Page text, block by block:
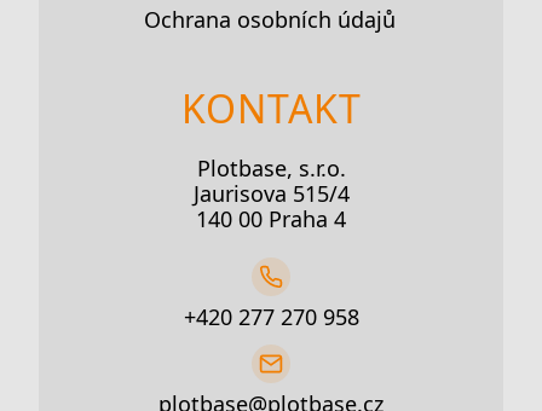
Ochrana osobních údajů
KONTAKT
Plotbase, s.r.o.
Jaurisova 515/4
140 00 Praha 4
+420 277 270 958
plotbase@plotbase.cz